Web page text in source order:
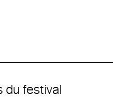
du festival